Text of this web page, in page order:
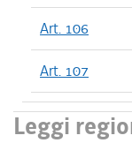
Art. 106
Art. 107
Leggi